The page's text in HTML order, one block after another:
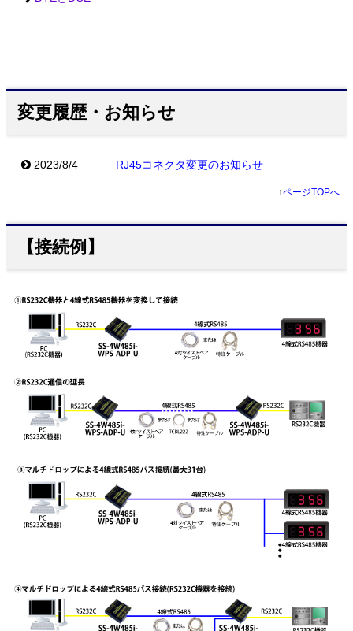
変更履歴・お知らせ
2023/8/4 RJ45コネクタ変更のお知らせ
↑ページTOPへ
【接続例】